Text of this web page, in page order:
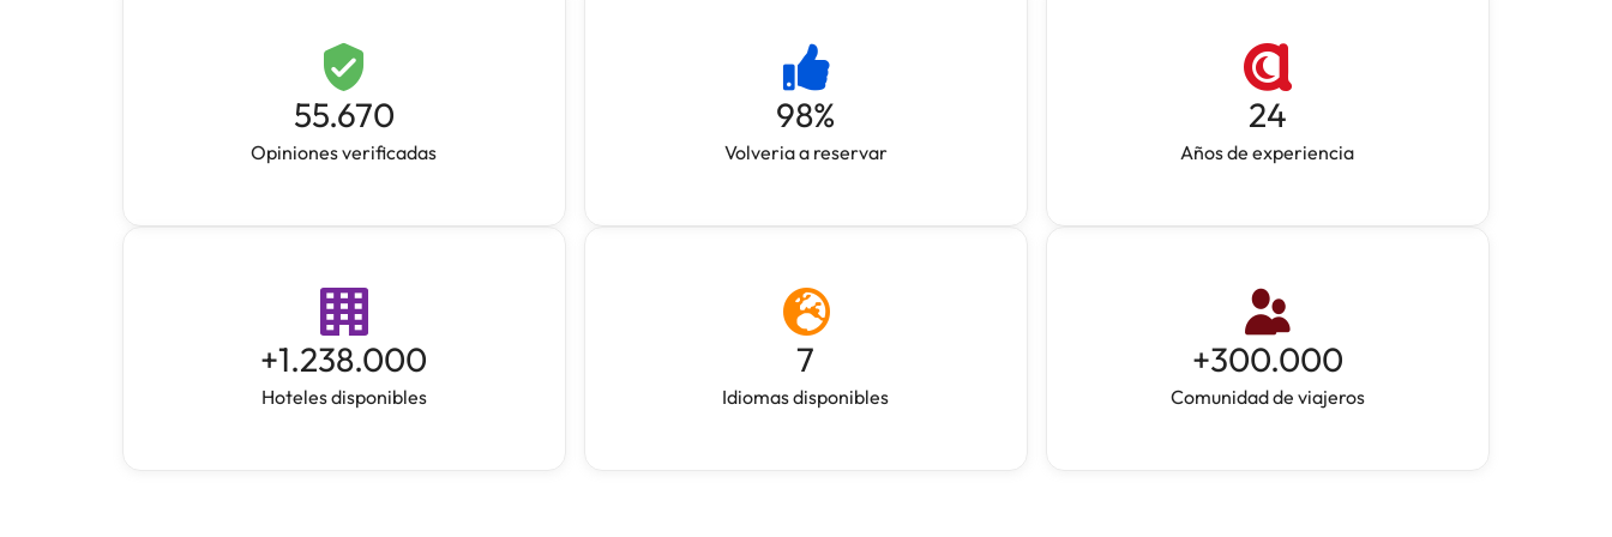
55.670
Opiniones verificadas
98%
Volveria a reservar
24
Años de experiencia
+1.238.000
Hoteles disponibles
7
Idiomas disponibles
+300.000
Comunidad de viajeros